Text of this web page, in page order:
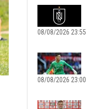
08/08/2026 23:55
08/08/2026 23:00